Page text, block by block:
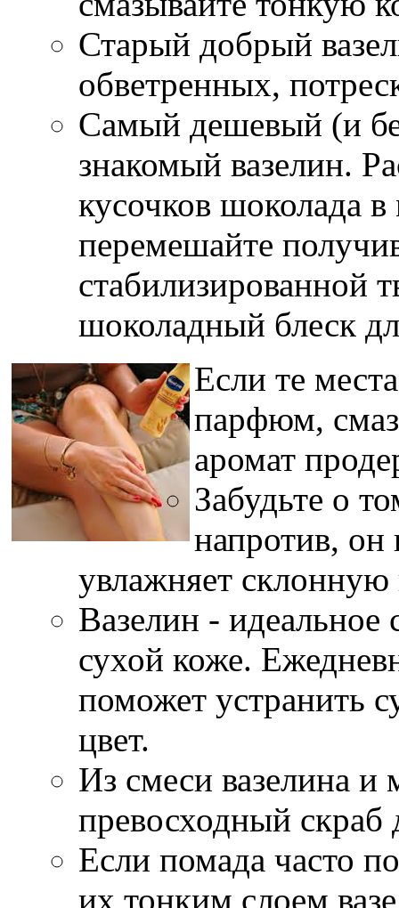
Старый добрый
обветренных,
Самый дешевый (и
знакомый вазелин.
кусочков шоколада
перемешайте
стабилизированной
шоколадный блеск
Если те
парфюм,
аромат
Забудьте о
напротив, он
увлажняет
Вазелин - идеальное
сухой коже.
поможет устранить
цвет.
Из смеси вазелина и
превосходный скраб
Если помада часто
их тонким слоем